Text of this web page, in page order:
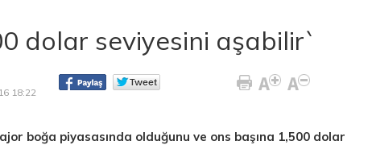
dolar seviyesini aşabilir`
18:22
boğa piyasasında olduğunu ve ons başına 1,500 dolar